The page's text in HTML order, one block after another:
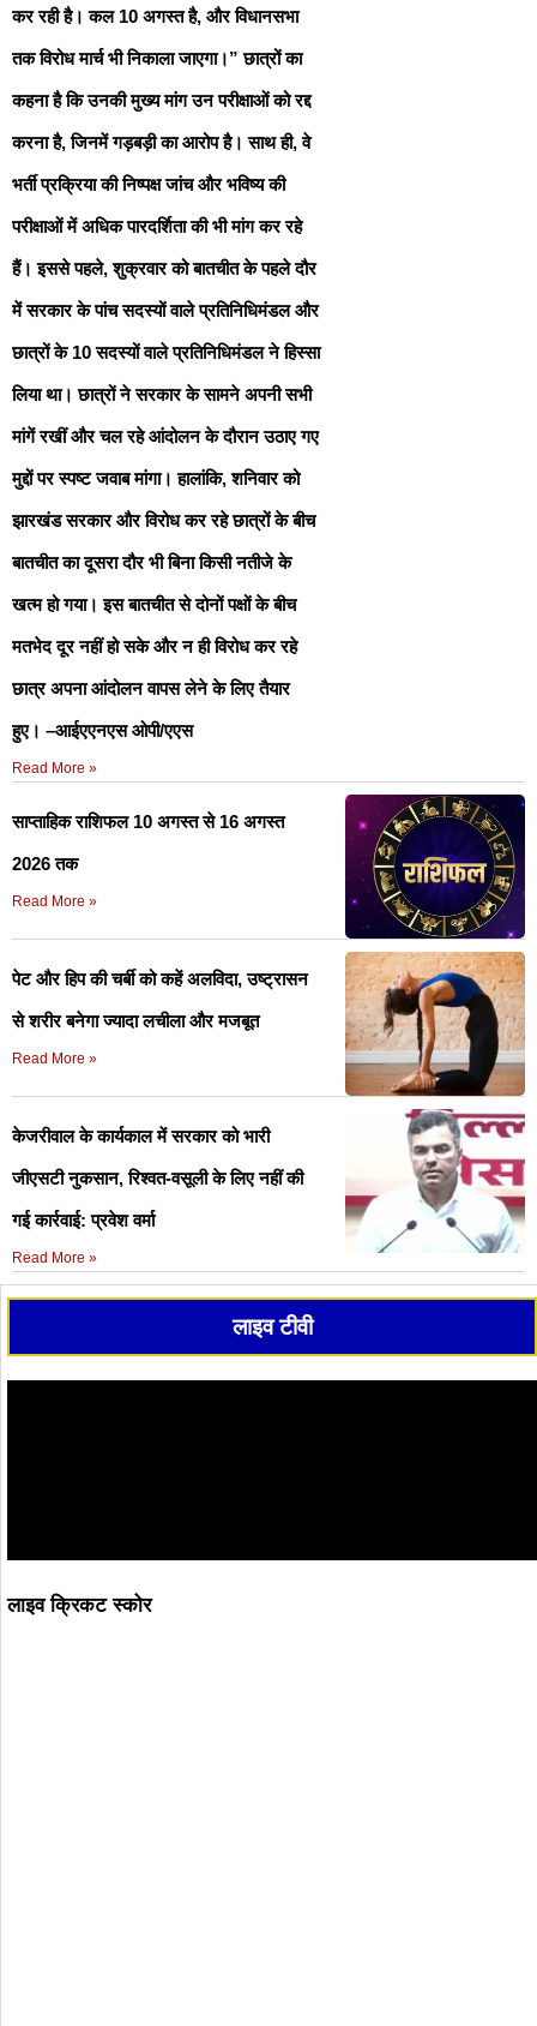
कर रही है। कल 10 अगस्त है, और विधानसभा
तक विरोध मार्च भी निकाला जाएगा।” छात्रों का
कहना है कि उनकी मुख्य मांग उन परीक्षाओं को रद्द
करना है, जिनमें गड़बड़ी का आरोप है। साथ ही, वे
भर्ती प्रक्रिया की निष्पक्ष जांच और भविष्य की
परीक्षाओं में अधिक पारदर्शिता की भी मांग कर रहे
हैं। इससे पहले, शुक्रवार को बातचीत के पहले दौर
में सरकार के पांच सदस्यों वाले प्रतिनिधिमंडल और
छात्रों के 10 सदस्यों वाले प्रतिनिधिमंडल ने हिस्सा
लिया था। छात्रों ने सरकार के सामने अपनी सभी
मांगें रखीं और चल रहे आंदोलन के दौरान उठाए गए
मुद्दों पर स्पष्ट जवाब मांगा। हालांकि, शनिवार को
झारखंड सरकार और विरोध कर रहे छात्रों के बीच
बातचीत का दूसरा दौर भी बिना किसी नतीजे के
खत्म हो गया। इस बातचीत से दोनों पक्षों के बीच
मतभेद दूर नहीं हो सके और न ही विरोध कर रहे
छात्र अपना आंदोलन वापस लेने के लिए तैयार
हुए। –आईएएनएस ओपी/एएस
Read More »
साप्ताहिक राशिफल 10 अगस्त से 16 अगस्त
2026 तक
Read More »
पेट और हिप की चर्बी को कहें अलविदा, उष्ट्रासन
से शरीर बनेगा ज्यादा लचीला और मजबूत
Read More »
केजरीवाल के कार्यकाल में सरकार को भारी
जीएसटी नुकसान, रिश्वत-वसूली के लिए नहीं की
गई कार्रवाई: प्रवेश वर्मा
Read More »
लाइव टीवी
लाइव क्रिकट स्कोर